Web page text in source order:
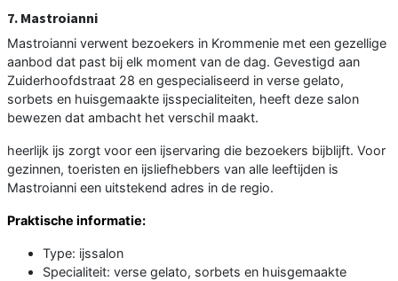
7. Mastroianni
Mastroianni verwent bezoekers in Krommenie met een gezellige
aanbod dat past bij elk moment van de dag. Gevestigd aan
Zuiderhoofdstraat 28 en gespecialiseerd in verse gelato,
sorbets en huisgemaakte ijsspecialiteiten, heeft deze salon
bewezen dat ambacht het verschil maakt.
heerlijk ijs zorgt voor een ijservaring die bezoekers bijblijft. Voor
gezinnen, toeristen en ijsliefhebbers van alle leeftijden is
Mastroianni een uitstekend adres in de regio.
Praktische informatie:
Type: ijssalon
Specialiteit: verse gelato, sorbets en huisgemaakte